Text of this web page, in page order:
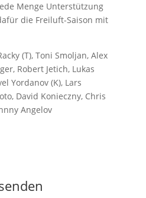
Menge Unterstützung
die Freiluft-Saison mit
(T), Toni Smoljan, Alex
Robert Jetich, Lukas
Yordanov (K), Lars
David Konieczny, Chris
Angelov